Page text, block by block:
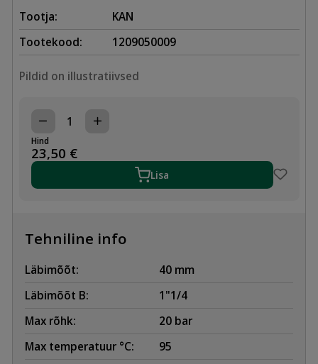
Tootja:
KAN
Tootekood:
1209050009
Pildid on illustratiivsed
PPR
ÜLEMINEK
40
x
1/4"
Hind
23,50 €
Lisa
Tehniline info
Läbimõõt:
40 mm
Läbimõõt B:
1"1/4
Max rõhk:
20 bar
Max temperatuur °C:
95